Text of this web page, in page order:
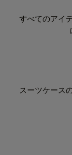
すべてのアイ
スーツケース